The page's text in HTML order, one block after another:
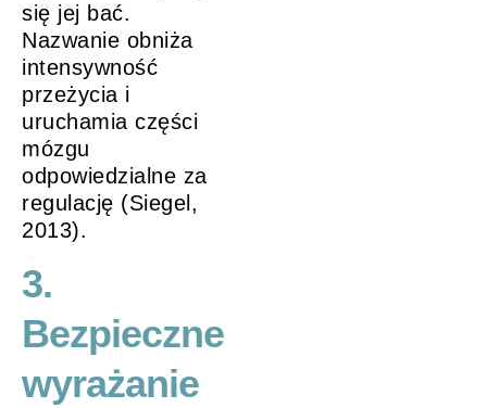
się jej bać.
Nazwanie obniża
intensywność
przeżycia i
uruchamia części
mózgu
odpowiedzialne za
regulację (Siegel,
2013).
3.
Bezpieczne
wyrażanie